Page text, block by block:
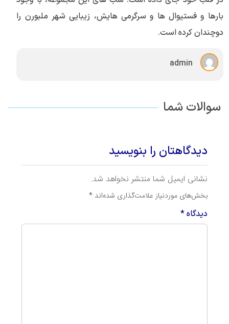
بارها و فستیوال ها و سرگرمی هایش، زیبایی شهر ملبورن را
دوچندان کرده است.
admin
سوالات شما
دیدگاهتان را بنویسید
نشانی ایمیل شما منتشر نخواهد شد.
بخش‌های موردنیاز علامت‌گذاری شده‌اند *
دیدگاه*